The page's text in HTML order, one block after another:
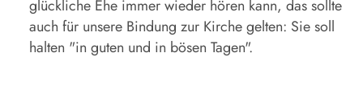
glückliche Ehe immer wieder hören kann, das sollte
auch für unsere Bindung zur Kirche gelten: Sie soll
halten "in guten und in bösen Tagen".